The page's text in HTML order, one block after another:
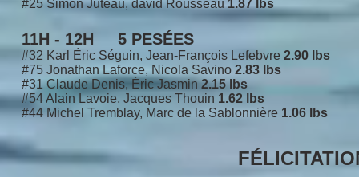
#25 Simon Juteau, david Rousseau 1.87 lbs
11H - 12H 5 PESÉES
#32 Karl Éric Séguin, Jean-François Lefebvre 2.90 lbs
#75 Jonathan Laforce, Nicola Savino 2.83 lbs
#31 Claude Denis, Éric Jasmin2.15 lbs
#54 Alain Lavoie, Jacques Thouin 1.62 lbs
#44 Michel Tremblay, Marc de la Sablonnière 1.06 lbs